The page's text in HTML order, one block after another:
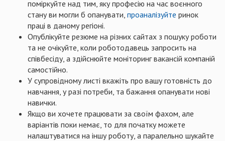
поміркуйте над тим, яку професію на час воєнного
стану ви могли б опанувати, проаналізуйте ринок
праці в даному регіоні.
Опублікуйте резюме на різних сайтах з пошуку роботи
та не очікуйте, коли роботодавець запросить на
співбесіду, а здійснюйте моніторинг вакансій компаній
самостійно.
У супровідному листі вкажіть про вашу готовність до
навчання, у разі потреби, та бажання опанувати нові
навички.
Якщо ви хочете працювати за своїм фахом, але
варіантів поки немає, то для початку можете
налаштуватися на іншу роботу, а паралельно шукайте